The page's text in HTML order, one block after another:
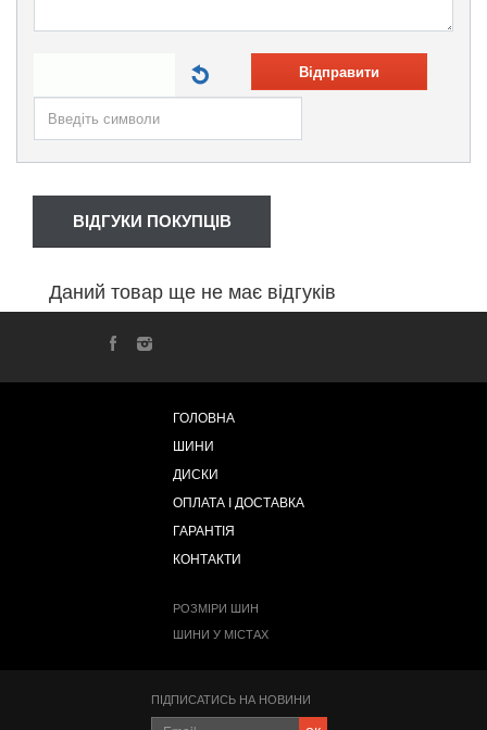
Відправити
ВІДГУКИ ПОКУПЦІВ
Даний товар ще не має відгуків
ГОЛОВНА
ШИНИ
ДИСКИ
ОПЛАТА І ДОСТАВКА
ГАРАНТІЯ
КОНТАКТИ
РОЗМІРИ ШИН
ШИНИ У МІСТАХ
ПІДПИСАТИСЬ НА НОВИНИ